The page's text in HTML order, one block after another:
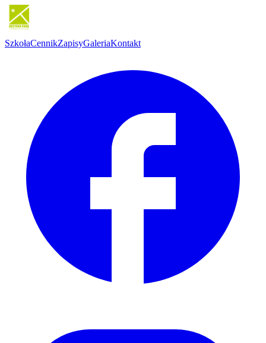
SzkołaCennikZapisyGaleriaKontakt